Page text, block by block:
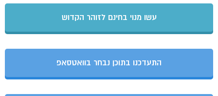
עשו מנוי בחינם לזוהר הקדוש
התעדכנו בתוכן נבחר בוואטסאפ